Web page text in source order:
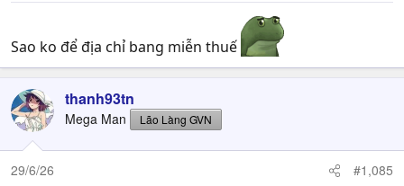
Sao ko để địa chỉ bang miễn thuế
thanh93tn
Mega Man Lão Làng GVN
29/6/26 #1,085